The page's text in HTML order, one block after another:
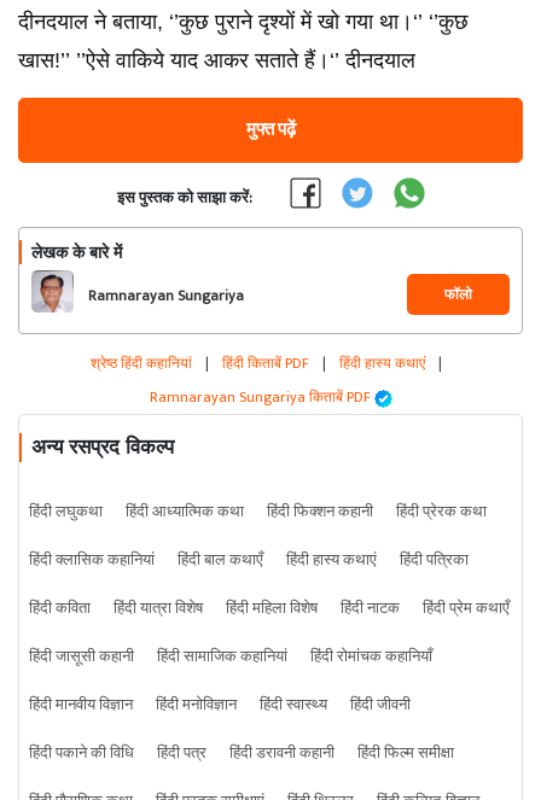
दीनदयाल ने बताया, ‘’कुछ पुराने दृश्‍यों में खो गया था।‘’ ‘’कुछ
खास!’’ ’’ऐसे वाकिये याद आकर सताते हैं।‘’ दीनदयाल
मुफ्त पढ़ें
इस पुस्तक को साझा करें:
लेखक के बारे में
Ramnarayan Sungariya फॉलो
श्रेष्ठ हिंदी कहानियां | हिंदी किताबें PDF | हिंदी हास्य कथाएं |
Ramnarayan Sungariya किताबें PDF
अन्य रसप्रद विकल्प
हिंदी लघुकथा हिंदी आध्यात्मिक कथा हिंदी फिक्शन कहानी
हिंदी प्रेरक कथा
हिंदी क्लासिक कहानियां
हिंदी बाल कथाएँ हिंदी हास्य कथाएं
हिंदी पत्रिका
हिंदी कविता
हिंदी यात्रा विशेष हिंदी महिला विशेष हिंदी नाटक
हिंदी प्रेम कथाएँ
हिंदी जासूसी कहानी
हिंदी सामाजिक कहानियां
हिंदी रोमांचक कहानियाँ
हिंदी मानवीय विज्ञान
हिंदी मनोविज्ञान हिंदी स्वास्थ्य
हिंदी जीवनी
हिंदी पकाने की विधि
हिंदी पत्र हिंदी डरावनी कहानी
हिंदी फिल्म समीक्षा